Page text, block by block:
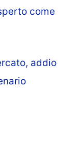
come
addio